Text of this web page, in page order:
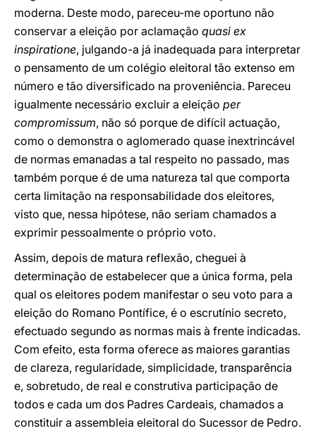
moderna. Deste modo, pareceu-me oportuno não
conservar a eleição por aclamação quasi ex
inspiratione, julgando-a já inadequada para interpretar
o pensamento de um colégio eleitoral tão extenso em
número e tão diversificado na proveniência. Pareceu
igualmente necessário excluir a eleição per
compromissum, não só porque de difícil actuação,
como o demonstra o aglomerado quase inextrincável
de normas emanadas a tal respeito no passado, mas
também porque é de uma natureza tal que comporta
certa limitação na responsabilidade dos eleitores,
visto que, nessa hipótese, não seriam chamados a
exprimir pessoalmente o próprio voto.
Assim, depois de matura reflexão, cheguei à
determinação de estabelecer que a única forma, pela
qual os eleitores podem manifestar o seu voto para a
eleição do Romano Pontífice, é o escrutínio secreto,
efectuado segundo as normas mais à frente indicadas.
Com efeito, esta forma oferece as maiores garantias
de clareza, regularidade, simplicidade, transparência
e, sobretudo, de real e construtiva participação de
todos e cada um dos Padres Cardeais, chamados a
constituir a assembleia eleitoral do Sucessor de Pedro.